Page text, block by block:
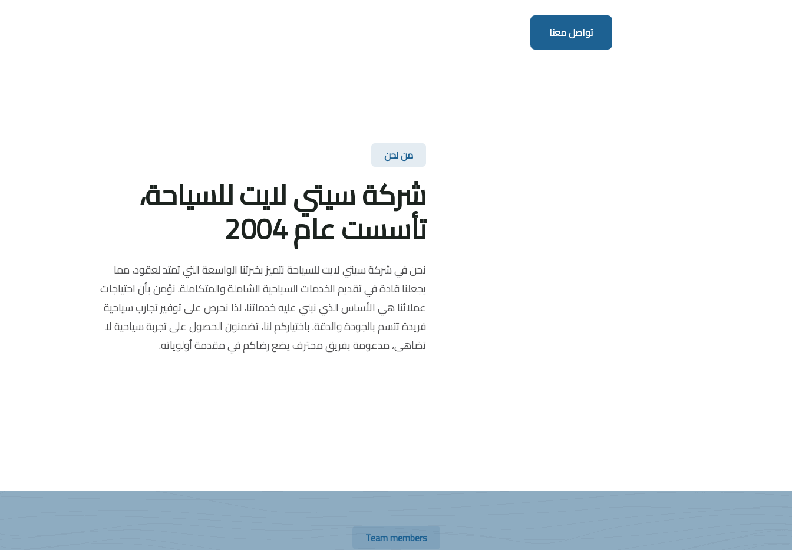
تواصل معنا
من نحن
شركة سيتي لايت للسياحة،
تأسست عام 2004
نحن في شركة سيتي لايت للسياحة نتميز بخبرتنا الواسعة التي تمتد لعقود، مما
يجعلنا قادة في تقديم الخدمات السياحية الشاملة والمتكاملة. نؤمن بأن احتياجات
عملائنا هي الأساس الذي نبني عليه خدماتنا، لذا نحرص على توفير تجارب سياحية
فريدة تتسم بالجودة والدقة. باختياركم لنا، تضمنون الحصول على تجربة سياحية لا
تضاهى، مدعومة بفريق محترف يضع رضاكم في مقدمة أولوياته.
Team members